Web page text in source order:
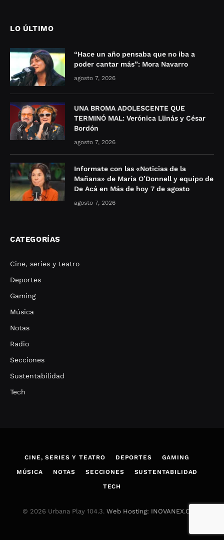
LO ÚLTIMO
“Hace un año pensaba que no iba a
poder cantar más”: Mora Navarro
agosto 7, 2026
UNA BROMA ADOLESCENTE QUE
TERMINÓ MAL: Verónica Llinás y César
Bordón
agosto 7, 2026
Informate con las «Noticias de la
Mañana» de María O’Donnell y equipo de
De Acá en Más de hoy 7 de agosto
agosto 7, 2026
CATEGORÍAS
Cine, series y teatro
Deportes
Gaming
Música
Notas
Radio
Secciones
Sustentabilidad
Tech
CINE, SERIES Y TEATRO DEPORTES GAMING
MÚSICA NOTAS SECCIONES SUSTENTABILIDAD
TECH
© 2026 Urbana Play 104.3. Web Hosting: INOVANEX.COM